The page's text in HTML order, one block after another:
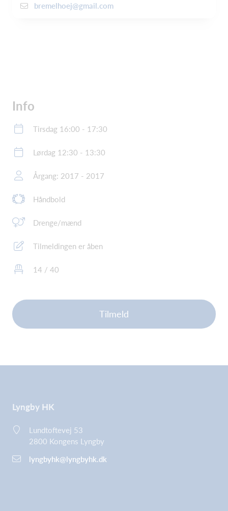
bremelhoej@gmail.com
Info
Tirsdag 16:00 - 17:30
Lørdag 12:30 - 13:30
Årgang: 2017 - 2017
Håndbold
Drenge/mænd
Tilmeldingen er åben
14 / 40
Tilmeld
Lyngby HK
Lundtoftevej 53
2800 Kongens Lyngby
lyngbyhk@lyngbyhk.dk